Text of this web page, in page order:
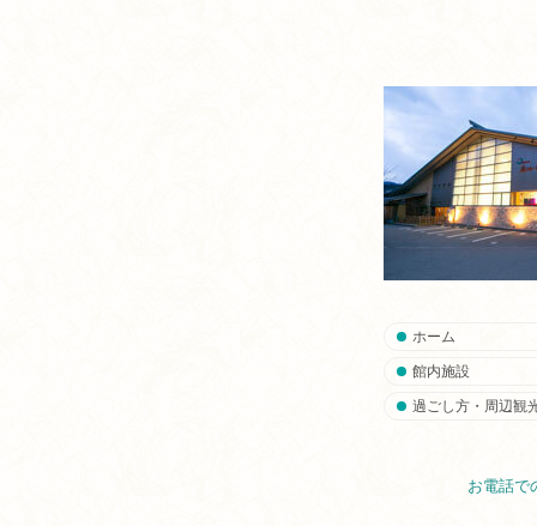
ホーム
館内施設
過ごし方・周辺観
お電話で